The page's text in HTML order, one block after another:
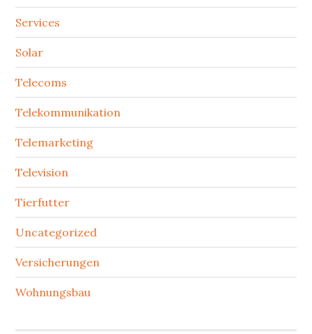
Services
Solar
Telecoms
Telekommunikation
Telemarketing
Television
Tierfutter
Uncategorized
Versicherungen
Wohnungsbau